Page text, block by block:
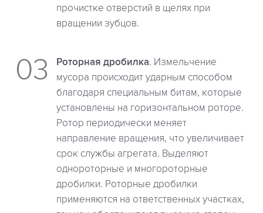
прочистке отверстий в щелях при
вращении зубцов.
Роторная дробилка. Измельчение
мусора происходит ударным способом
благодаря специальным битам, которые
установлены на горизонтальном роторе.
Ротор периодически меняет
направление вращения, что увеличивает
срок службы агрегата. Выделяют
однороторные и многороторные
дробилки. Роторные дробилки
применяются на ответственных участках,